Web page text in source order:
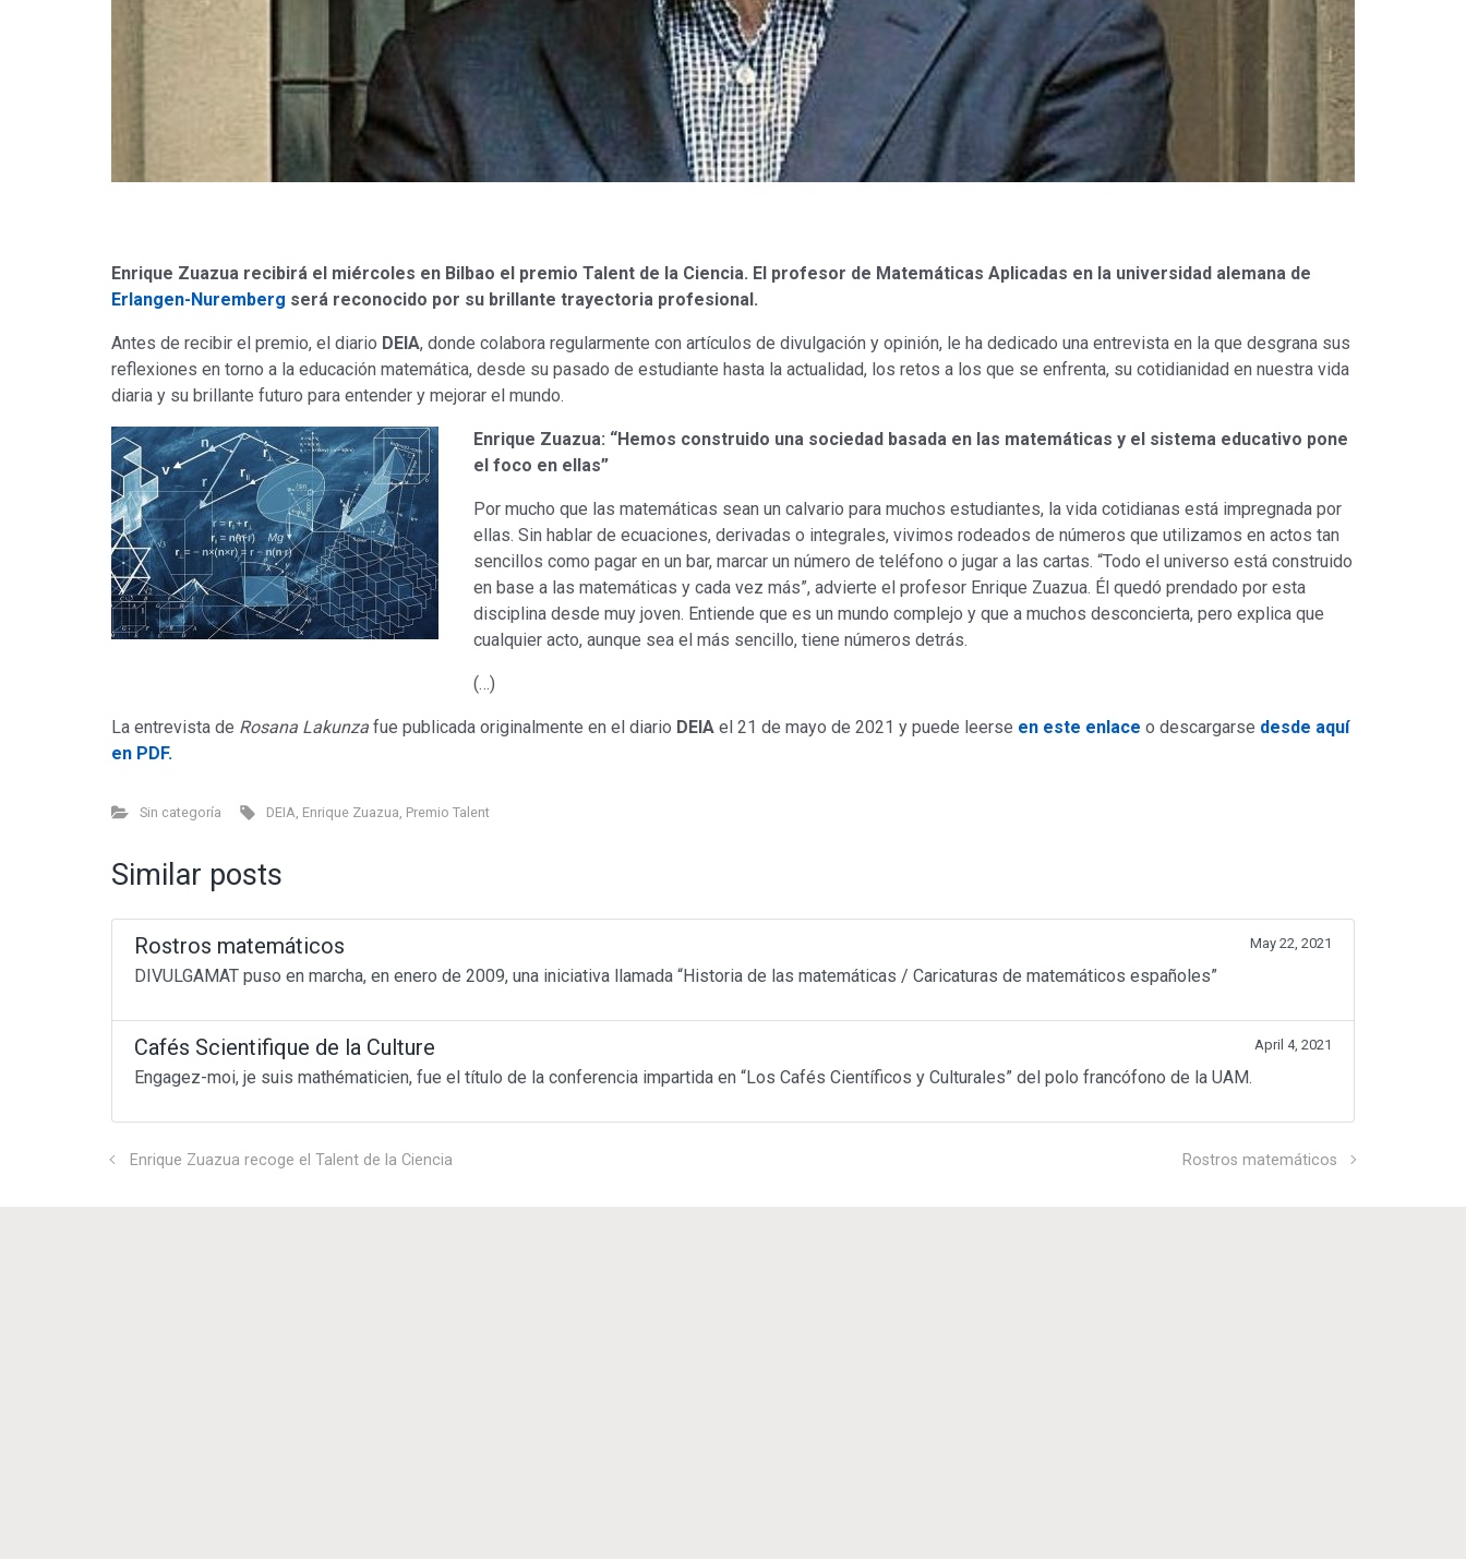
Enrique Zuazua recibirá el miércoles en Bilbao el premio Talent de la Ciencia. El profesor de Matemáticas Aplicadas en la universidad alemana de
Erlangen-Nuremberg será reconocido por su brillante trayectoria profesional.
Antes de recibir el premio, el diario DEIA, donde colabora regularmente con artículos de divulgación y opinión, le ha dedicado una entrevista en la que desgrana sus
reflexiones en torno a la educación matemática, desde su pasado de estudiante hasta la actualidad, los retos a los que se enfrenta, su cotidianidad en nuestra vida
diaria y su brillante futuro para entender y mejorar el mundo.
Enrique Zuazua: “Hemos construido una sociedad basada en las matemáticas y el sistema educativo pone
el foco en ellas”
Por mucho que las matemáticas sean un calvario para muchos estudiantes, la vida cotidianas está impregnada por
ellas. Sin hablar de ecuaciones, derivadas o integrales, vivimos rodeados de números que utilizamos en actos tan
sencillos como pagar en un bar, marcar un número de teléfono o jugar a las cartas. “Todo el universo está construido
en base a las matemáticas y cada vez más”, advierte el profesor Enrique Zuazua. Él quedó prendado por esta
disciplina desde muy joven. Entiende que es un mundo complejo y que a muchos desconcierta, pero explica que
cualquier acto, aunque sea el más sencillo, tiene números detrás.
(…)
La entrevista de Rosana Lakunza fue publicada originalmente en el diario DEIA el 21 de mayo de 2021 y puede leerse en este enlace o descargarse desde aquí
en PDF.
Sin categoría DEIA Enrique Zuazua Premio Talent
Similar posts
Rostros matemáticos May 22, 2021
DIVULGAMAT puso en marcha, en enero de 2009, una iniciativa llamada “Historia de las matemáticas / Caricaturas de matemáticos españoles”
Cafés Scientifique de la Culture April 4, 2021
Engagez-moi, je suis mathématicien, fue el título de la conferencia impartida en “Los Cafés Científicos y Culturales” del polo francófono de la UAM.
Enrique Zuazua recoge el Talent de la Ciencia Rostros matemáticos
Don’t miss out
Beyond Math(198)
lang-euskera (129)
Math in motion!(256)
Radio
Television(43)
Sin categoría(3)